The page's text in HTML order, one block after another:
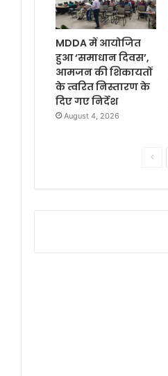
MDDA में आयोजित
हुआ ‘समाधान दिवस’,
आमजन की शिकायतों
के त्वरित निस्तारण के
दिए गए निर्देश
August 4, 2026
o